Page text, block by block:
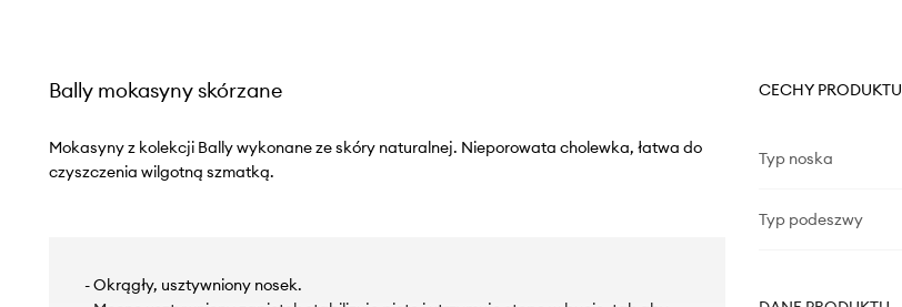
Bally mokasyny skórzane
Mokasyny z kolekcji Bally wykonane ze skóry naturalnej. Nieporowata cholewka, łatwa do
czyszczenia wilgotną szmatką.
- Okrągły, usztywniony nosek.
CECHY PRODUKTU
Typ noska
Typ podeszwy